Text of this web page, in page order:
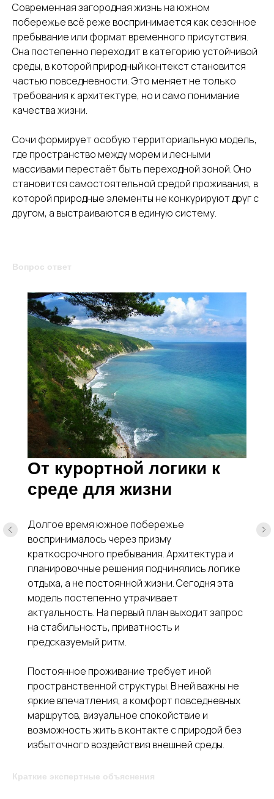
Современная загородная жизнь на южном
побережье всё реже воспринимается как сезонное
пребывание или формат временного присутствия.
Она постепенно переходит в категорию устойчивой
среды, в которой природный контекст становится
частью повседневности. Это меняет не только
требования к архитектуре, но и само понимание
качества жизни.
Сочи формирует особую территориальную модель,
где пространство между морем и лесными
массивами перестаёт быть переходной зоной. Оно
становится самостоятельной средой проживания, в
которой природные элементы не конкурируют друг с
другом, а выстраиваются в единую систему.
Вопрос ответ
От курортной логики к
среде для жизни
Долгое время южное побережье
воспринималось через призму
краткосрочного пребывания. Архитектура и
планировочные решения подчинялись логике
отдыха, а не постоянной жизни. Сегодня эта
модель постепенно утрачивает
актуальность. На первый план выходит запрос
на стабильность, приватность и
предсказуемый ритм.
Постоянное проживание требует иной
пространственной структуры. В ней важны не
яркие впечатления, а комфорт повседневных
маршрутов, визуальное спокойствие и
возможность жить в контакте с природой без
избыточного воздействия внешней среды.
Краткие экспертные объяснения